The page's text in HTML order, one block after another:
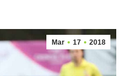
Mar 17 2018